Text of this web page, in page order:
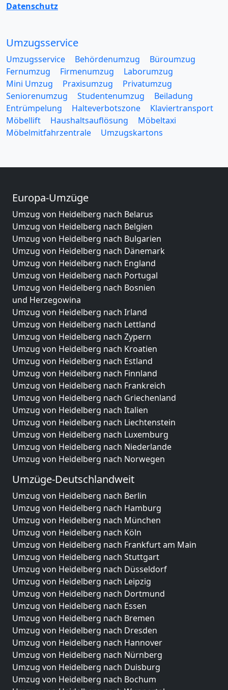
Datenschutz
Umzugsservice
Umzugsservice Behördenumzug
Büroumzug
Fernumzug
Firmenumzug
Laborumzug
Mini Umzug
Praxisumzug
Privatumzug
Seniorenumzug
Studentenumzug
Beiladung
Entrümpelung
Halteverbotszone
Klaviertransport
Möbellift
Haushaltsauflösung
Möbeltaxi
Möbelmitfahrzentrale
Umzugskartons
Europa-Umzüge
Umzug von Heidelberg nach Belarus
Umzug von Heidelberg nach Belgien
Umzug von Heidelberg nach Bulgarien
Umzug von Heidelberg nach Dänemark
Umzug von Heidelberg nach England
Umzug von Heidelberg nach Portugal
Umzug von Heidelberg nach Bosnien
und Herzegowina
Umzug von Heidelberg nach Irland
Umzug von Heidelberg nach Lettland
Umzug von Heidelberg nach Zypern
Umzug von Heidelberg nach Kroatien
Umzug von Heidelberg nach Estland
Umzug von Heidelberg nach Finnland
Umzug von Heidelberg nach Frankreich
Umzug von Heidelberg nach Griechenland
Umzug von Heidelberg nach Italien
Umzug von Heidelberg nach Liechtenstein
Umzug von Heidelberg nach Luxemburg
Umzug von Heidelberg nach Niederlande
Umzug von Heidelberg nach Norwegen
Umzüge-Deutschlandweit
Umzug von Heidelberg nach Berlin
Umzug von Heidelberg nach Hamburg
Umzug von Heidelberg nach München
Umzug von Heidelberg nach Köln
Umzug von Heidelberg nach Frankfurt am Main
Umzug von Heidelberg nach Stuttgart
Umzug von Heidelberg nach Düsseldorf
Umzug von Heidelberg nach Leipzig
Umzug von Heidelberg nach Dortmund
Umzug von Heidelberg nach Essen
Umzug von Heidelberg nach Bremen
Umzug von Heidelberg nach Dresden
Umzug von Heidelberg nach Hannover
Umzug von Heidelberg nach Nürnberg
Umzug von Heidelberg nach Duisburg
Umzug von Heidelberg nach Bochum